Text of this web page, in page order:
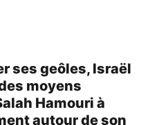
ses geôles, Israël
moyens
Hamouri à
autour de son